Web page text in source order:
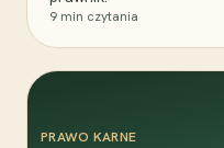
9 min czytania
PRAWO KARNE